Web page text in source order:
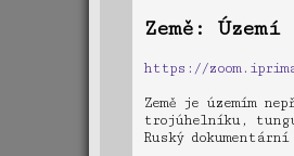
Země: Území
https://
Země je územím
trojúhelníku,
Ruský